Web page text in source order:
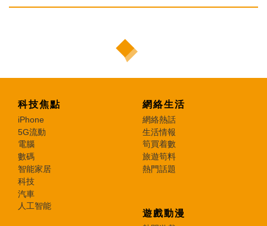
科技焦點
iPhone
5G流動
電腦
數碼
智能家居
科技
汽車
人工智能
網絡生活
網絡熱話
生活情報
筍買着數
旅遊筍料
熱門話題
遊戲動漫